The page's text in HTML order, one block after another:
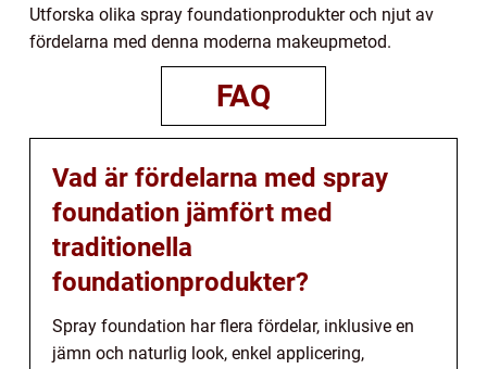
Utforska olika spray foundationprodukter och njut av
fördelarna med denna moderna makeupmetod.
FAQ
Vad är fördelarna med spray
foundation jämfört med
traditionella
foundationprodukter?
Spray foundation har flera fördelar, inklusive en
jämn och naturlig look, enkel applicering,